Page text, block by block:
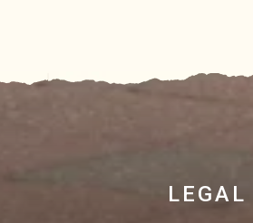
LEGAL